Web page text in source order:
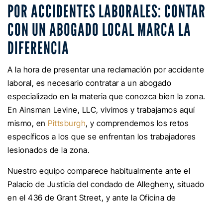
POR ACCIDENTES LABORALES: CONTAR
CON UN ABOGADO LOCAL MARCA LA
DIFERENCIA
A la hora de presentar una reclamación por accidente
laboral, es necesario contratar a un abogado
especializado en la materia que conozca bien la zona.
En Ainsman Levine, LLC, vivimos y trabajamos aquí
mismo, en Pittsburgh, y comprendemos los retos
específicos a los que se enfrentan los trabajadores
lesionados de la zona.
Nuestro equipo comparece habitualmente ante el
Palacio de Justicia del condado de Allegheny, situado
en el 436 de Grant Street, y ante la Oficina de